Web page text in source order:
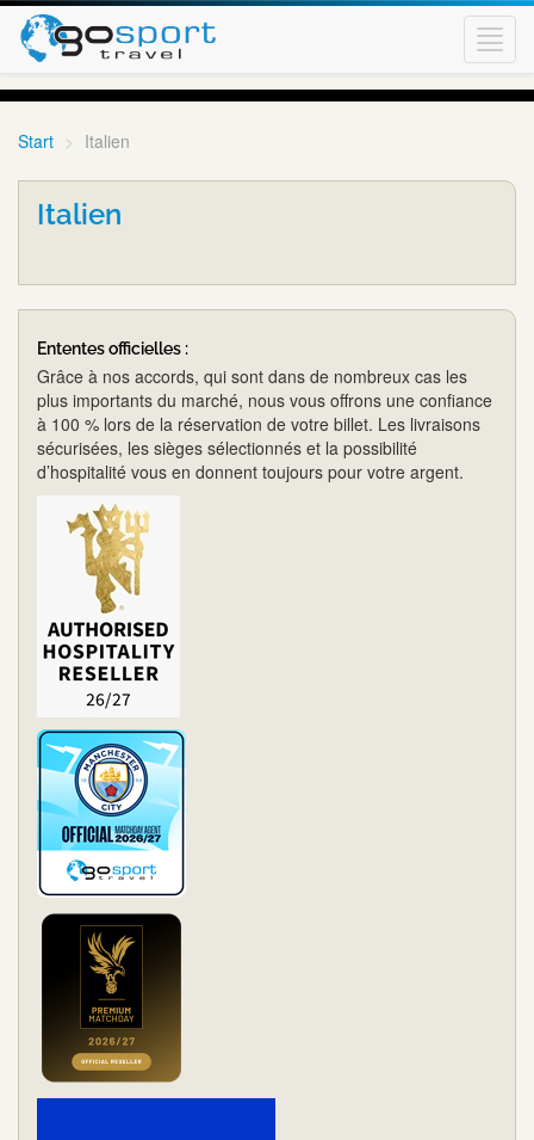
Start Italien
Italien
Ententes officielles :
Grâce à nos accords, qui sont dans de nombreux cas les
plus importants du marché, nous vous offrons une confiance
à 100 % lors de la réservation de votre billet. Les livraisons
sécurisées, les sièges sélectionnés et la possibilité
d’hospitalité vous en donnent toujours pour votre argent.